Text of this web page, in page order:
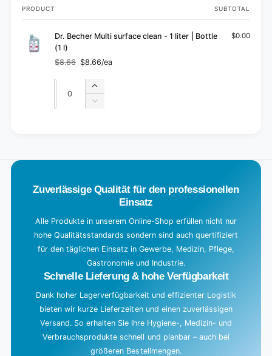
Your
cart
PRODUCT SUBTOTAL
Dr. Becher Multi surface clean - 1 liter | Bottle
(1 l)
Regular
price
$8.66
Sale
price
$8.66/ea
$0.00
Quantity
Increase
quantity
Decrease
a
Zuverlässige Qualität für den professionellen
Einsatz
Alle Produkte in unserem Online-Shop erfüllen nicht nur
hohe Qualitätsstandards sondern sind auch quertifiziert
für den täglichen Einsatz in Gewerbe, Medizin, Pflege,
Gastronomie und Industrie.
Schnelle Lieferung & hohe Verfügbarkeit
Dank hoher Lagerverfügbarkeit und effizienter Logistik
bieten wir kurze Lieferzeiten und einen zuverlässigen
Versand. So erhalten Sie Ihre Hygiene-, Medizin- und
Verbrauchsprodukte schnell und planbar – auch bei
größeren Bestellmengen.